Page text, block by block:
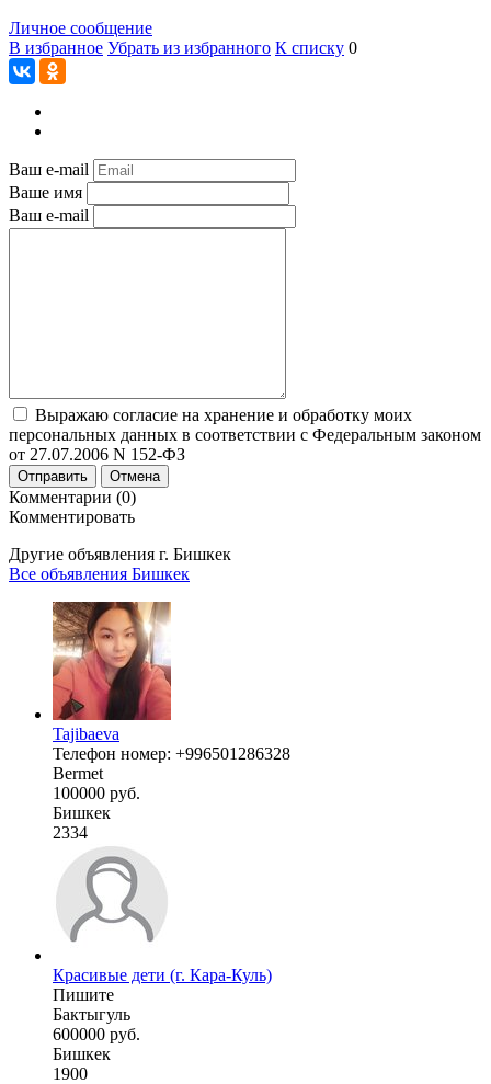
Личное сообщение
В избранное Убрать из избранного К списку 0
Ваш e-mail
Ваше имя
Ваш e-mail
Выражаю согласие на хранение и обработку моих
персональных данных в соответствии с Федеральным законом
от 27.07.2006 N 152-ФЗ
Отправить Отмена
Комментарии (0)
Комментировать
Другие объявления г. Бишкек
Все объявления Бишкек
Tajibaeva
Телефон номер: +996501286328
Bermet
100000 руб.
Бишкек
2334
Красивые дети (г. Кара-Куль)
Пишите
Бактыгуль
600000 руб.
Бишкек
1900